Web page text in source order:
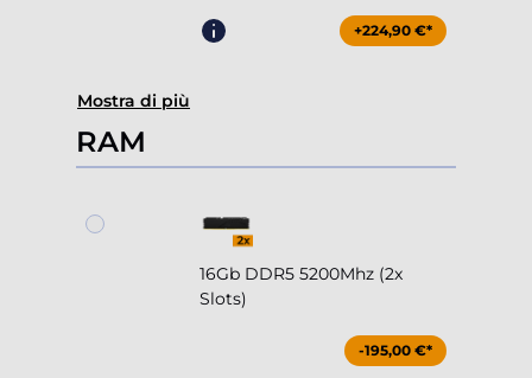
+224,90 €*
Mostra di più
RAM
16Gb DDR5 5200Mhz (2x
Slots)
-195,00 €*